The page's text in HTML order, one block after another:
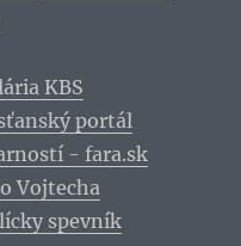
KBS
portál
- fara.sk
Vojtecha
spevník